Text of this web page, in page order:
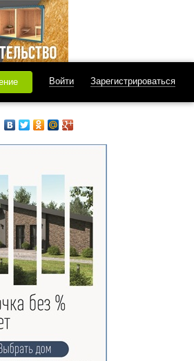
Войти Зарегистрироваться